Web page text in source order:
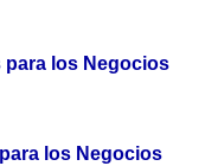
los Negocios
los Negocios